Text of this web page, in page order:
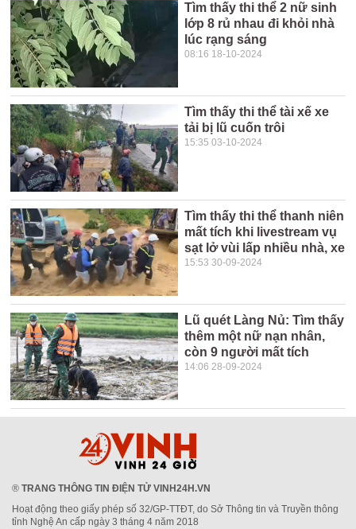
Tìm thấy thi thể 2 nữ sinh
lớp 8 rủ nhau đi khỏi nhà
lúc rạng sáng
08:16 18-10-2024
Tìm thấy thi thể tài xế xe
tải bị lũ cuốn trôi
15:35 03-10-2024
Tìm thấy thi thể thanh niên
mất tích khi livestream vụ
sạt lở vùi lấp nhiều nhà, xe
15:53 30-09-2024
Lũ quét Làng Nủ: Tìm thấy
thêm một nữ nạn nhân,
còn 9 người mất tích
14:06 28-09-2024
® TRANG THÔNG TIN ĐIỆN TỬ VINH24H.VN
Hoạt động theo giấy phép số 32/GP-TTĐT, do Sở Thông tin và Truyền thông
tỉnh Nghệ An cấp ngày 3 tháng 4 năm 2018